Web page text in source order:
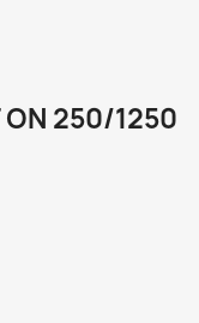
ON 250/1250